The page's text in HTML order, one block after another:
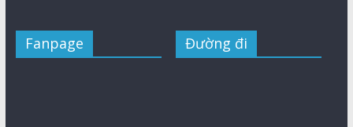
Fanpage Đường đi